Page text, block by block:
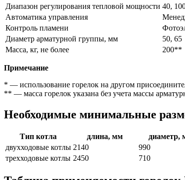
Диапазон регулирования тепловой мощности 40,
Автоматика управления
Контроль пламени
Диаметр арматурной группы, мм
50, 65
Масса, кг, не более
200**
Примечание
* — использование горелок на другом
** — масса горелок указана без учета массы
Необходимые минимальные
Тип котла длина, мм
диаметр,
двухходовые котлы 2140
990
трехходовые котлы 2450 710